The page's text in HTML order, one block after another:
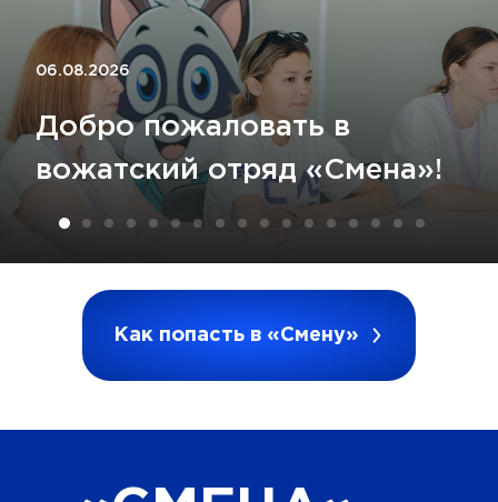
06.08.2026
Добро пожаловать в
вожатский отряд «Смена»!
Как попасть в «Смену»